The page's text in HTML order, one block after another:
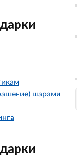
шарами